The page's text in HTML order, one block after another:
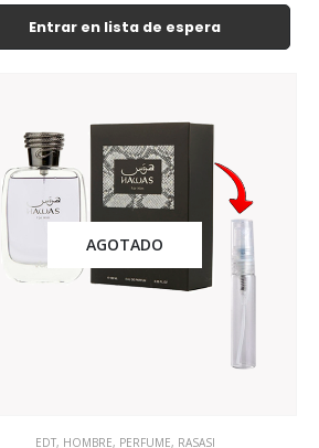
Entrar en lista de espera
AGOTADO
EDT, HOMBRE, PERFUME, RASASI